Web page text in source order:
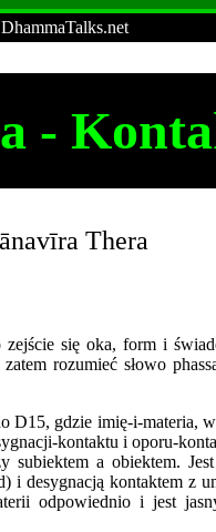
DhammaTalks.net
-
Thera
się oka, form i
rozumieć słowo
D15, gdzie imię-i-materia,
kontaktu i oporu-
a obiektem.
desygnacją kontaktem z
odpowiednio i jest